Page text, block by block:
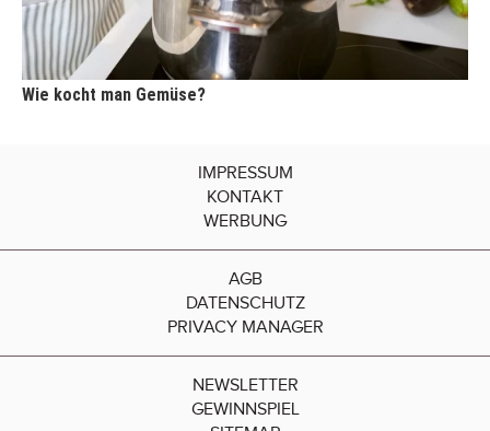
Wie kocht man Gemüse?
IMPRESSUM
KONTAKT
WERBUNG
AGB
DATENSCHUTZ
PRIVACY MANAGER
NEWSLETTER
GEWINNSPIEL